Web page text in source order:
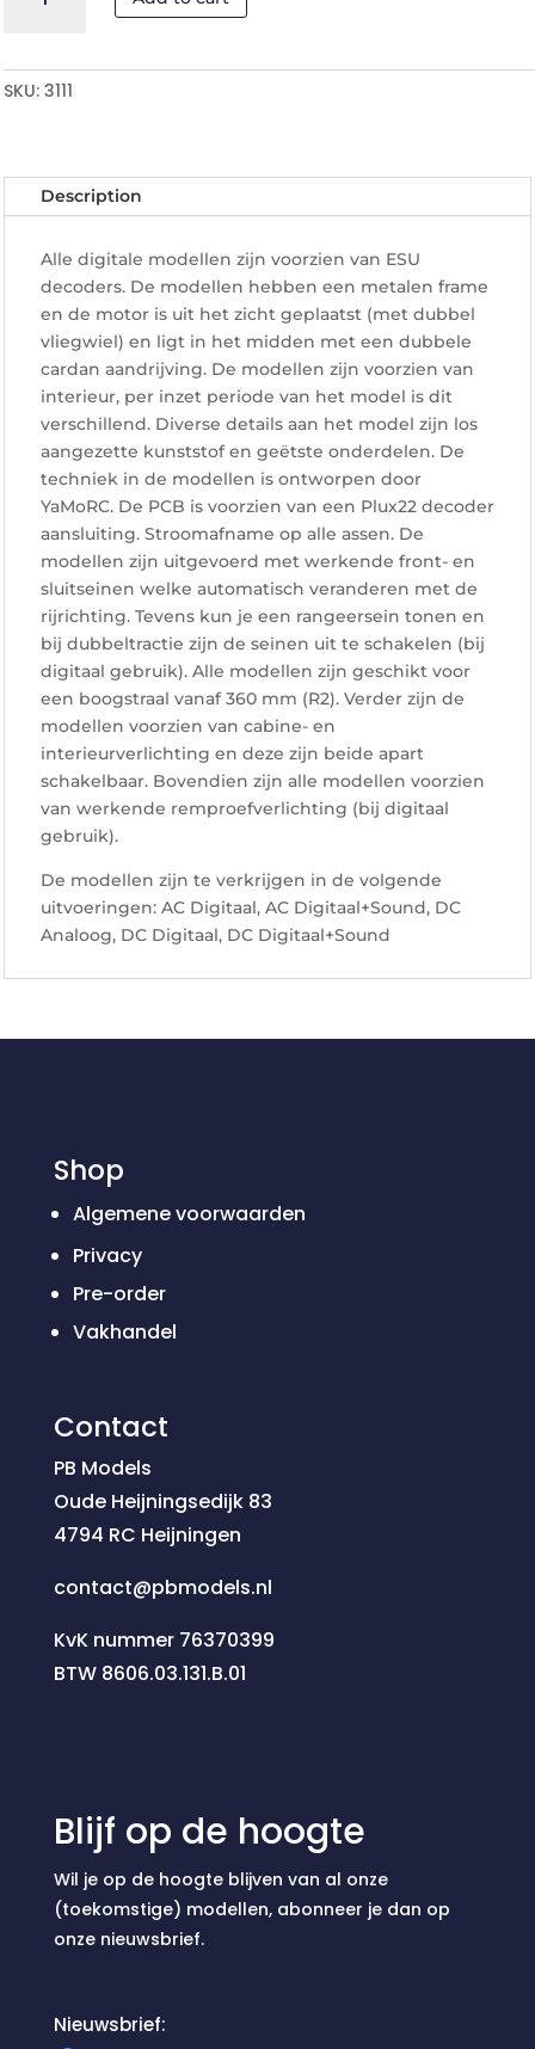
SKU: 3111
Description
Alle digitale modellen zijn voorzien van ESU
decoders. De modellen hebben een metalen frame
en de motor is uit het zicht geplaatst (met dubbel
vliegwiel) en ligt in het midden met een dubbele
cardan aandrijving. De modellen zijn voorzien van
interieur, per inzet periode van het model is dit
verschillend. Diverse details aan het model zijn los
aangezette kunststof en geëtste onderdelen. De
techniek in de modellen is ontworpen door
YaMoRC. De PCB is voorzien van een Plux22 decoder
aansluiting. Stroomafname op alle assen. De
modellen zijn uitgevoerd met werkende front- en
sluitseinen welke automatisch veranderen met de
rijrichting. Tevens kun je een rangeersein tonen en
bij dubbeltractie zijn de seinen uit te schakelen (bij
digitaal gebruik). Alle modellen zijn geschikt voor
een boogstraal vanaf 360 mm (R2). Verder zijn de
modellen voorzien van cabine- en
interieurverlichting en deze zijn beide apart
schakelbaar. Bovendien zijn alle modellen voorzien
van werkende remproefverlichting (bij digitaal
gebruik).
De modellen zijn te verkrijgen in de volgende
uitvoeringen: AC Digitaal, AC Digitaal+Sound, DC
Analoog, DC Digitaal, DC Digitaal+Sound
Shop
Algemene voorwaarden
Privacy
Pre-order
Vakhandel
Contact
PB Models
Oude Heijningsedijk 83
4794 RC Heijningen
contact@pbmodels.nl
KvK nummer 76370399
BTW 8606.03.131.B.01
Blijf op de hoogte
Wil je op de hoogte blijven van al onze
(toekomstige) modellen, abonneer je dan op
onze nieuwsbrief.
Nieuwsbrief: